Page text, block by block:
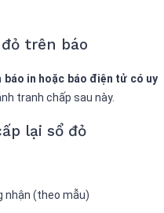
trên báo
báo in hoặc báo điện tử có uy
tranh chấp sau này.
lại sổ đỏ
nhận (theo mẫu)